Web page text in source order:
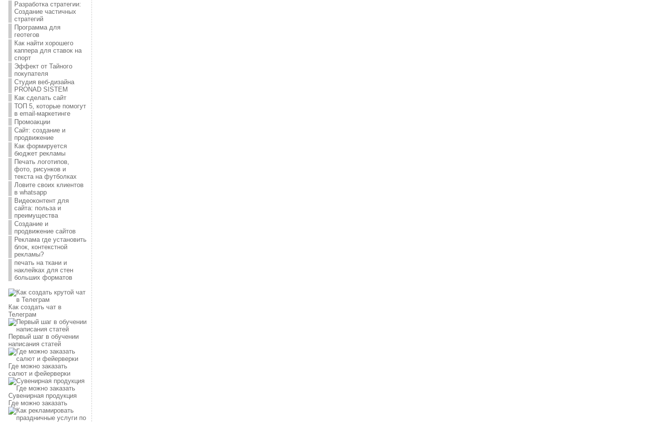
Разработка стратегии:
Создание частичных
стратегий
Программа для
геотегов
Как найти хорошего
каппера для ставок на
спорт
Эффект от Тайного
покупателя
Студия веб-дизайна
PRONAD SISTEM
Как сделать сайт
ТОП 5, которые помогут
в email-маркетинге
Промоакции
Сайт: создание и
продвижение
Как формируется
бюджет рекламы
Печать логотипов,
фото, рисунков и
текста на футболках
Ловите своих клиентов
в whatsapp
Видеоконтент для
сайта: польза и
преимущества
Создание и
продвижение сайтов
Реклама где установить
блок, контекстной
рекламы?
печать на ткани и
наклейках для стен
больших форматов
Как создать чат в
Телеграм
Первый шаг в обучении
написания статей
Где можно заказать
салют и фейерверки
Сувенирная продукция
Где можно заказать